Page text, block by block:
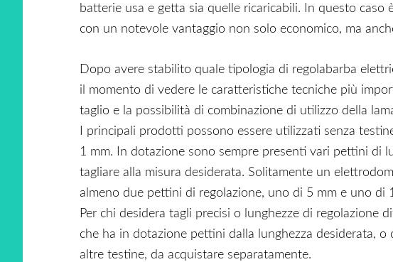
batterie usa e getta sia quelle ricaricabili. In questo caso
con un notevole vantaggio non solo economico, ma
Dopo avere stabilito quale tipologia di regolabarba
il momento di vedere le caratteristiche tecniche più
taglio e la possibilità di combinazione di utilizzo della
I principali prodotti possono essere utilizzati senza
1 mm. In dotazione sono sempre presenti vari pettini di
tagliare alla misura desiderata. Solitamente un
almeno due pettini di regolazione, uno di 5 mm e uno di
Per chi desidera tagli precisi o lunghezze di regolazione
che ha in dotazione pettini dalla lunghezza desiderata,
altre testine, da acquistare separatamente.